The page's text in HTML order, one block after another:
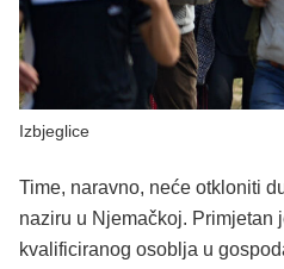
Izbjeglice
Time, naravno, neće otkloniti
naziru u Njemačkoj. Primjetan
kvalificiranog osoblja u